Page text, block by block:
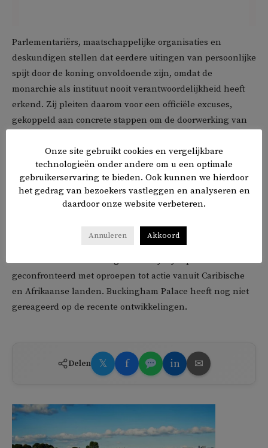
Parlementariërs, maatschappelijke organisaties en
deskundigen stellen dat eerdere uitingen van persoonlijke
spijt door de koning onvoldoende zijn, omdat de
monarchie als instituut nooit verantwoordelijkheid heeft
erkend. Zij pleiten daarom voor een officiële excuses,
gekoppeld aan concrete stappen om de doorwerking van
Ook internationale experts, waaronder adviseurs van de
Verenigde Naties, benadrukken dat erkenning en
herstelmaatregelen noodzakelijk zijn om structurele
Tijdens de komende top van het Gemenebest in Antigua
en Barbuda zal de koning waarschijnlijk opnieuw worden
geconfronteerd met oproepen tot actie vanuit Caribische
en Afrikaanse landen. Buckingham Palace heeft nog niet
gereageerd op de recente ontwikkelingen.
Delen 𝕏 f in ✉
Onze site gebruikt cookies en vergelijkbare
technologieën onder andere om u een optimale
gebruikerservaring te bieden. Ook kunnen we hierdoor
het gedrag van bezoekers vastleggen en analyseren en
daardoor onze website verbeteren.
Annuleren Akkoord